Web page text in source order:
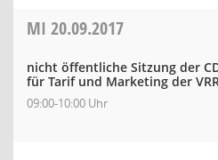
MI 20.09.2017
nicht öffentliche Sitzung der
für Tarif und Marketing der
09:00-10:00 Uhr